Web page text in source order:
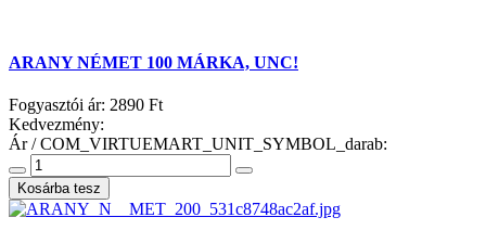
ARANY NÉMET 100 MÁRKA, UNC!
Fogyasztói ár: 2890 Ft
Kedvezmény:
Ár / COM_VIRTUEMART_UNIT_SYMBOL_darab: